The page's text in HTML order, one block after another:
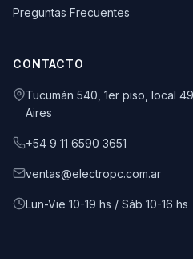
Preguntas Frecuentes
CONTACTO
Tucumán 540, 1er piso, local
Aires
+54 9 11 6590 3651
ventas@electropc.com.ar
Lun-Vie 10-19 hs / Sáb 10-16 hs